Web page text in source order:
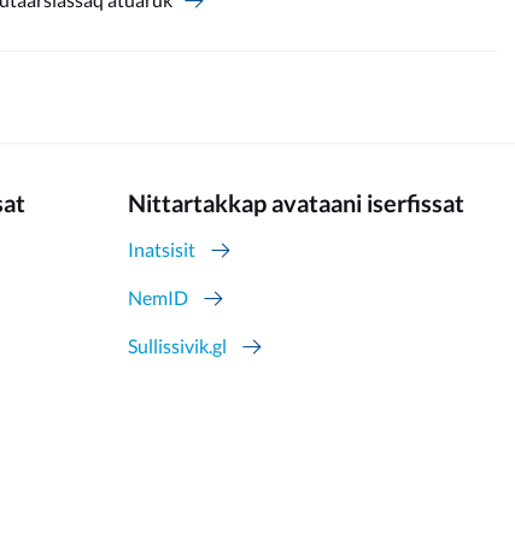
Nittartakkap avataani iserfissat
Inatsisit
NemID
Sullissivik.gl